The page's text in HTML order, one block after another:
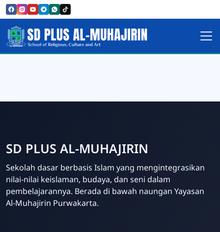
SD PLUS AL-MUHAJIRIN
SD PLUS AL-MUHAJIRIN
Sekolah dasar berbasis Islam yang mengintegrasikan
nilai-nilai keislaman, budaya, dan seni dalam
pembelajarannya. Berada di bawah naungan Yayasan
Al-Muhajirin Purwakarta.